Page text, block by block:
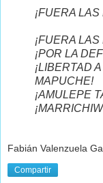
¡FUERA
¡FUERA
¡POR LA
¡LIBERTAD
MAPUCHE!
¡AMULEPE
Fabián Valenzuela
Compartir